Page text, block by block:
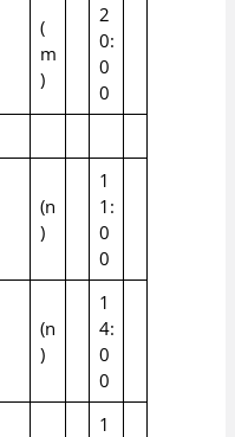
(
m
)
2
0:
0
0
(n
)
1
1:
0
0
(n
)
1
4:
0
0
1